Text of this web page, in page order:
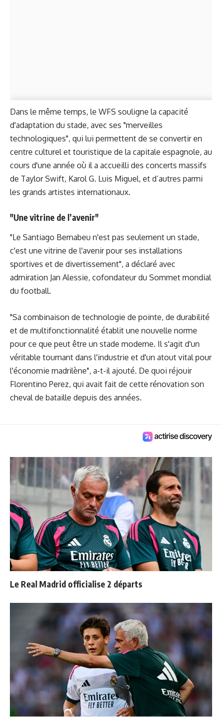
Dans le même temps, le WFS souligne la capacité
d'adaptation du stade, avec ses "merveilles
technologiques", qui lui permettent de se convertir en
centre culturel et touristique de la capitale espagnole, au
cours d'une année où il a accueilli des concerts massifs
de Taylor Swift, Karol G. Luis Miguel, et d’autres parmi
les grands artistes internationaux.
"Une vitrine de l’avenir"
"Le Santiago Bernabeu n'est pas seulement un stade,
c'est une vitrine de l'avenir pour ses installations
sportives et de divertissement", a déclaré avec
admiration Jan Alessie, cofondateur du Sommet mondial
du football.
"Sa combinaison de technologie de pointe, de durabilité
et de multifonctionnalité établit une nouvelle norme
pour ce que peut être un stade moderne. Il s'agit d'un
véritable tournant dans l'industrie et d'un atout vital pour
l'économie madrilène", a-t-il ajouté. De quoi réjouir
Florentino Perez, qui avait fait de cette rénovation son
cheval de bataille depuis des années.
Le Real Madrid officialise 2 départs